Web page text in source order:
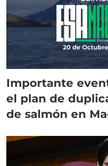
Importante
el plan de
de salmón en